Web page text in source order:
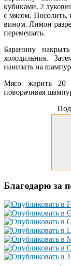
кубиками. 2
с мясом. Посолить,
вином. Лимон
перемешать.
Баранину
холодильник.
нанизать на
Мясо жарить 20
поворачивая
Благодарю за